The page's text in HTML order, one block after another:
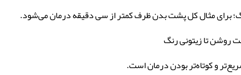
برای مثال کل پشت بدن ظرف کمتر از سی دقیقه درمان می‌شود.
روشن تا زیتونی رنگ
و کوتاه‌تر بودن درمان است.